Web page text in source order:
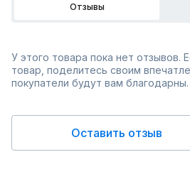
Отзывы
У этого товара пока нет отзывов.
товар, поделитесь своим
покупатели будут вам благодарны.
Оставить отзыв